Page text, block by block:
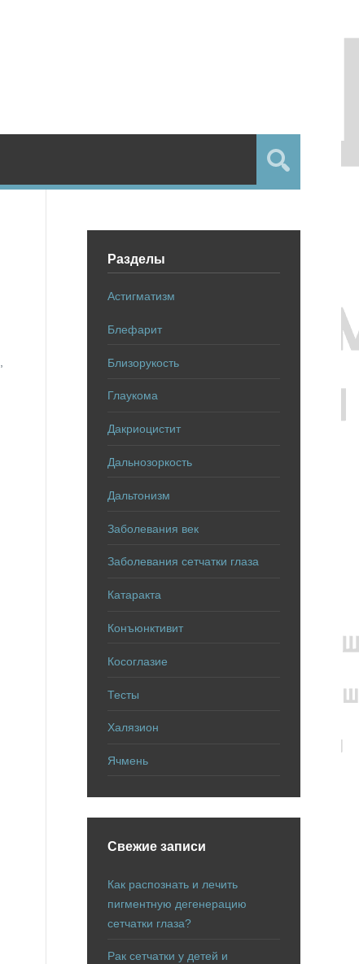
Разделы
Астигматизм
Блефарит
Близорукость
Глаукома
Дакриоцистит
Дальнозоркость
Дальтонизм
Заболевания век
Заболевания сетчатки глаза
Катаракта
Конъюнктивит
Косоглазие
Тесты
Халязион
Ячмень
Свежие записи
Как распознать и лечить
пигментную дегенерацию
сетчатки глаза?
Рак сетчатки у детей и